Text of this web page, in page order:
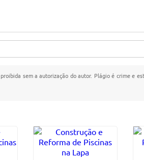
sem a autorização do autor. Plágio é crime e